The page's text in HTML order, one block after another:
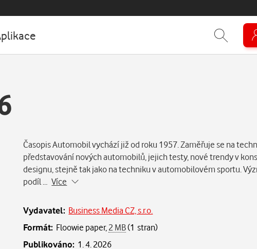
Časopis Automobil vychází již od roku 1957. Zaměřuje se na
představování nových automobilů, jejich testy, nové trendy v
designu, stejně tak jako na techniku v automobilovém sportu.
podíl …Více
Vydavatel: Business Media CZ, s.r.o.
Formát: Floowie paper, 2 MB(1 stran)
Publikováno: 1. 4. 2026